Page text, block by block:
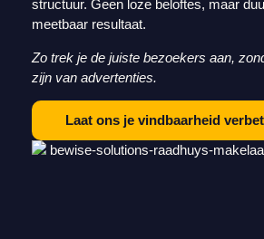
structuur. Geen loze beloftes, maar
meetbaar resultaat.
Zo trek je de juiste bezoekers aan,
zijn van advertenties.
Laat ons je vindbaarheid